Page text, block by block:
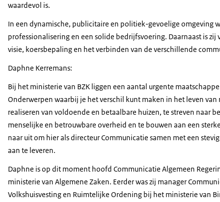
waardevol is.
In een dynamische, publicitaire en politiek-gevoelige omgeving
professionalisering en een solide bedrijfsvoering. Daarnaast is
visie, koersbepaling en het verbinden van de verschillende
Daphne Kerremans:
Bij het ministerie van BZK liggen een aantal urgente
Onderwerpen waarbij je het verschil kunt maken in het leven van
realiseren van voldoende en betaalbare huizen, te streven naar
menselijke en betrouwbare overheid en te bouwen aan een
naar uit om hier als directeur Communicatie samen met een
aan te leveren.
Daphne is op dit moment hoofd Communicatie Algemeen
ministerie van Algemene Zaken. Eerder was zij manager
Volkshuisvesting en Ruimtelijke Ordening bij het ministerie van